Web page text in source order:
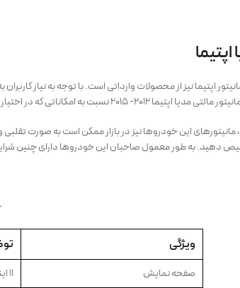
اپتیما نیز از محصولات وارداتی است. با توجه به نیاز
که در اختیار شما قرار می‌دهد، بسیار مناسب است.
مانیتورهای این خودروها نیز در بازار ممکن است به
دهید. به طور معمول صاحبان این خودروها دارای چنین
ویژگی
صفحه نمایش
۱۱ اینچ با زاویه دید وسیع